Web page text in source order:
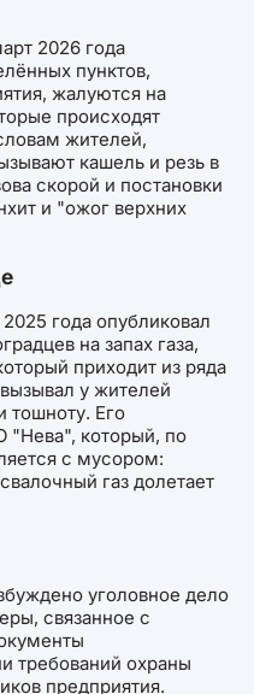
2026 года
пунктов,
жалуются на
происходят
жителей,
кашель и резь в
скорой и постановки
и "ожог верхних
года опубликовал
на запах газа,
приходит из ряда
у жителей
тошноту. Его
"Нева", который, по
с мусором:
газ долетает
уголовное дело
связанное с
требований охраны
предприятия.